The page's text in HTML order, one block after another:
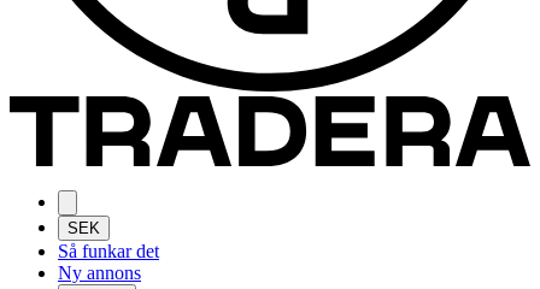
SEK
Så funkar det
Ny annons